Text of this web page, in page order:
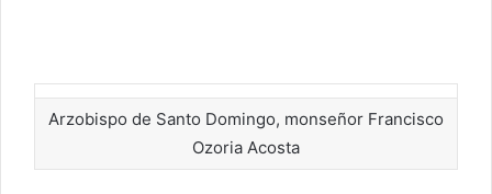
Arzobispo de Santo Domingo, monseñor Francisco
Ozoria Acosta